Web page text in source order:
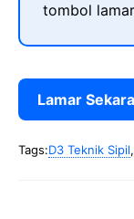
tombol
Lamar
Tags:D3 Teknik Sipil,